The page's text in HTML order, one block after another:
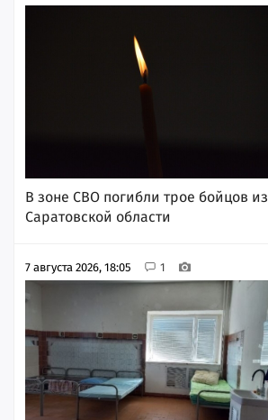
В зоне СВО погибли трое бойцов из
Саратовской области
7 августа 2026, 18:05 1